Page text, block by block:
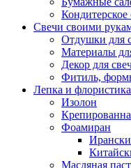
Кондитерское
Свечи своими
Отдушки для
Материалы
Декор для
Фитиль,
Лепка и флористика
Изолон
Фоамиран
Масляная